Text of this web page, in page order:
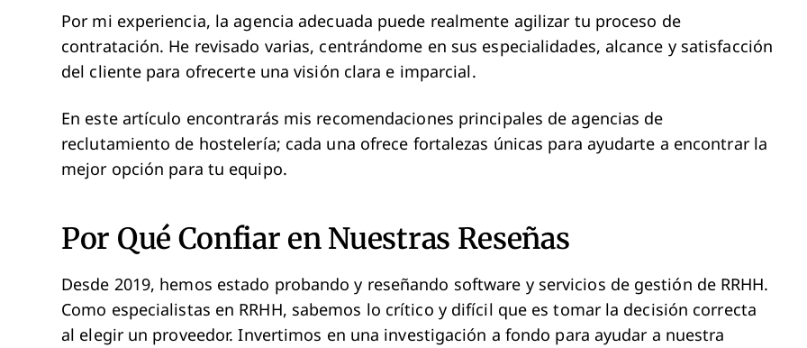
Por mi experiencia, la agencia adecuada puede realmente agilizar tu proceso de
contratación. He revisado varias, centrándome en sus especialidades, alcance y satisfacción
del cliente para ofrecerte una visión clara e imparcial.
En este artículo encontrarás mis recomendaciones principales de agencias de
reclutamiento de hostelería; cada una ofrece fortalezas únicas para ayudarte a encontrar la
mejor opción para tu equipo.
Por Qué Confiar en Nuestras Reseñas
Desde 2019, hemos estado probando y reseñando software y servicios de gestión de RRHH.
Como especialistas en RRHH, sabemos lo crítico y difícil que es tomar la decisión correcta
al elegir un proveedor. Invertimos en una investigación a fondo para ayudar a nuestra